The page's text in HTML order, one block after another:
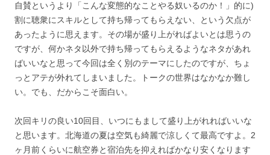
自賛というより「こんな変態的なことやる奴いるのか！」的に)
割に聴衆にスキルとして持ち帰ってもらえない、という欠点が
あったように思えます。その場が盛り上がればよいとは思うの
ですが、何かネタ以外で持ち帰ってもらえるようなネタがあれ
ばいいなと思って今回は全く別のテーマにしたのですが、ちょ
っとアテが外れてしまいました。トークの世界はなかなか難し
い。でも、だからこそ面白い。
次回キリの良い10回目、いつにもまして盛り上がれればいいな
と思います。北海道の夏は空気も綺麗で涼しくて最高ですよ。2
ヶ月前くらいに航空券と宿泊先を抑えればかなり安くなります